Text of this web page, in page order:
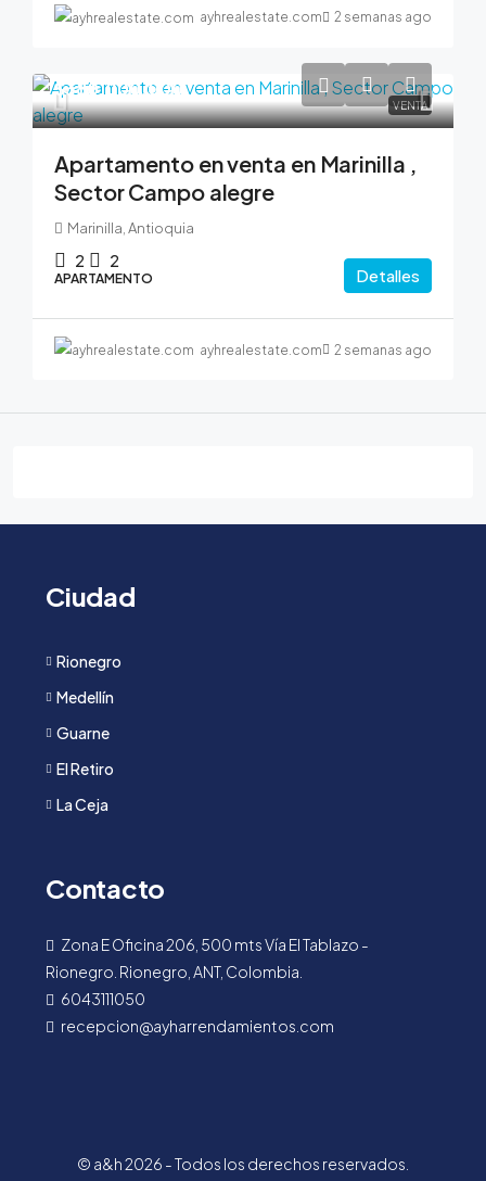
ayhrealestate.com 2 semanas ago
VENTA
$380,000,000
Apartamento en venta en Marinilla ,
Sector Campo alegre
Marinilla, Antioquia
2 2
APARTAMENTO Detalles
ayhrealestate.com 2 semanas ago
Ciudad
Rionegro
Medellín
Guarne
El Retiro
La Ceja
Contacto
Zona E Oficina 206, 500 mts Vía El Tablazo -
Rionegro. Rionegro, ANT, Colombia.
6043111050
recepcion@ayharrendamientos.com
© a&h 2026 - Todos los derechos reservados.